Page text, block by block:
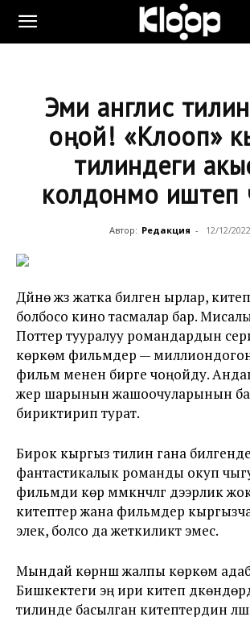
Эми англис тилин
оңой! «Клооп»
тилиндеги
колдонмо иштеп
Автор: Редакция - 12/12/2022
Дүйнө жүзү жатка билген ырлар,
болбосо кино тасмалар бар.
Поттер тууралуу романдардын
көркөм фильмдер —
фильм менен бирге чоңойду.
жер шарынын жашоочуларынын
бириктирип турат.
Бирок кыргыз тилин гана билгендер
фантастикалык романды окуп
фильмди көрүү мүмкүнчүлүгү дээрлик
китептер жана фильмдер
элек, болсо да жеткиликтүү эмес.
Мындай көрүнүш жалпы көркөм
Бишкектеги эң ири китеп
тилинде басылган китептердин